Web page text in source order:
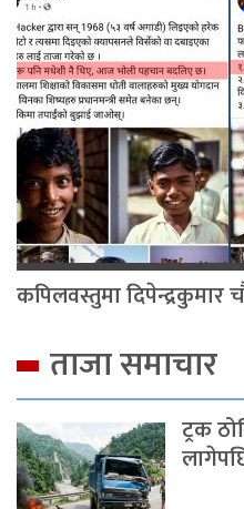
कपिलवस्तुमा दिपेन्द्रकुमार
ताजा समाचार
ट्रक